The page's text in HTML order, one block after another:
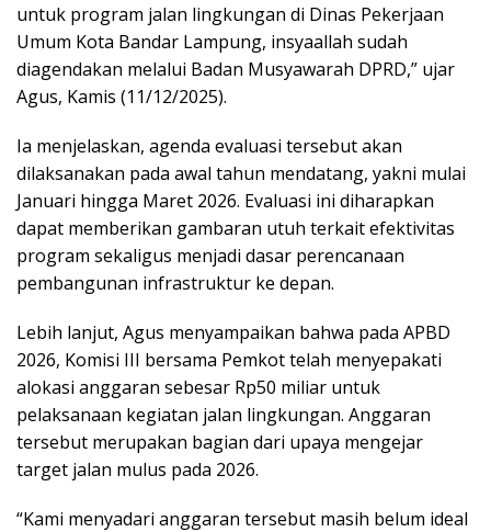
untuk program jalan lingkungan di Dinas Pekerjaan
Umum Kota Bandar Lampung, insyaallah sudah
diagendakan melalui Badan Musyawarah DPRD,” ujar
Agus, Kamis (11/12/2025).
Ia menjelaskan, agenda evaluasi tersebut akan
dilaksanakan pada awal tahun mendatang, yakni mulai
Januari hingga Maret 2026. Evaluasi ini diharapkan
dapat memberikan gambaran utuh terkait efektivitas
program sekaligus menjadi dasar perencanaan
pembangunan infrastruktur ke depan.
Lebih lanjut, Agus menyampaikan bahwa pada APBD
2026, Komisi III bersama Pemkot telah menyepakati
alokasi anggaran sebesar Rp50 miliar untuk
pelaksanaan kegiatan jalan lingkungan. Anggaran
tersebut merupakan bagian dari upaya mengejar
target jalan mulus pada 2026.
“Kami menyadari anggaran tersebut masih belum ideal